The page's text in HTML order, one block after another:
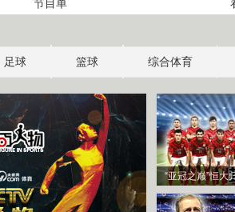
足球 篮球 综合体育
“亚冠之巅”恒大